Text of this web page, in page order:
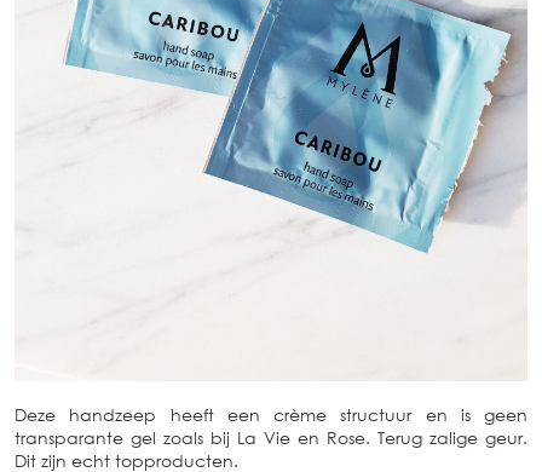
Deze handzeep heeft een crème structuur en is geen
transparante gel zoals bij La Vie en Rose. Terug zalige geur.
Dit zijn echt topproducten.